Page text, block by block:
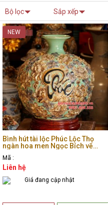
Bộ lọc Sắp xếp
Bình hút tài lộc Phúc Lộc Thọ
ngàn hoa men Ngọc Bích vẽ
Mã :
Liên hệ
NEW
Giá đang cập nhật